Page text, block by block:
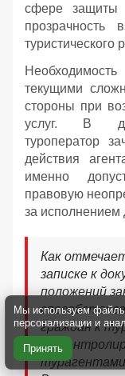
сфере защиты
прозрачность
туристического
текущими
стороны при
услуг. В
туроператор
действия
именно
правовую
за исполнением
Как
записке к
положений
граждан к
им
турагентами
Мы используем файлы
персонализации и
Принять